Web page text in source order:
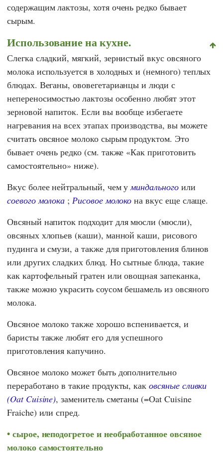
содержащим лактозы, хотя очень редко бывает
сырым.
Использование на кухне.
Слегка сладкий, мягкий, зернистый вкус овсяного
молока используется в холодных и (немного) теплых
блюдах. Веганы, ововегетарианцы и люди с
непереносимостью лактозы особенно любят этот
зерновой напиток. Если вы вообще избегаете
нагревания на всех этапах производства, вы можете
считать овсяное молоко сырым продуктом. Это
бывает очень редко (см. также «Как приготовить
самостоятельно» ниже).
Вкус более нейтральный, чем уминдальногоили
соевого молока ;Рисовое молоко на вкус еще слаще.
Овсяный напиток подходит для мюсли (мюсли),
овсяных хлопьев (каши), манной каши, рисового
пудинга и смузи, а также для приготовления блинов
или других сладких блюд. Но сытные блюда, такие
как картофельный гратен или овощная запеканка,
также можно украсить соусом бешамель из овсяного
молока.
Овсяное молоко также хорошо вспенивается, и
баристы также любят его для успешного
приготовления капучино.
Овсяное молоко может быть дополнительно
переработано в такие продукты, каковсяные сливки
(Oat Cuisine), заменитель сметаны (=Oat Cuisine
Fraiche) или спред.
сырое, неподогретое и необработанное овсяное
молоко самостоятельно